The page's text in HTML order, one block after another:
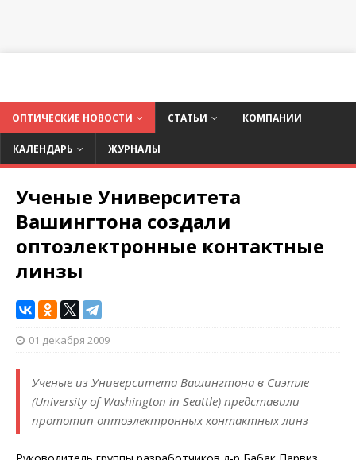
ОПТИЧЕСКИЕ НОВОСТИ СТАТЬИ КОМПАНИИ
КАЛЕНДАРЬ ЖУРНАЛЫ
Ученые Университета
Вашингтона создали
оптоэлектронные контактные
линзы
01 декабря 2009
Ученые из Университета Вашингтона в Сиэтле
(University of Washington in Seattle) представили
прототип оптоэлектронных контактных линз